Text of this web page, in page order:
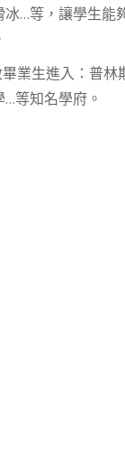
…等，讓學生能
業生進入：普林
等知名學府。